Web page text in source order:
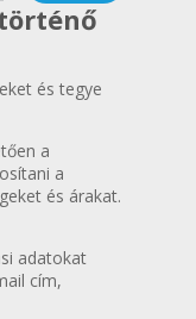
és tegye
a
a
és árakat.
adatokat
cím,